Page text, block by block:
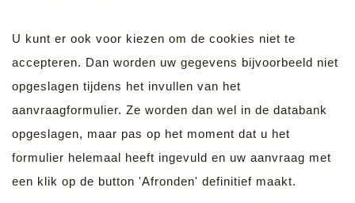
U kunt er ook voor kiezen om de cookies niet te
accepteren. Dan worden uw gegevens bijvoorbeeld niet
opgeslagen tijdens het invullen van het
aanvraagformulier. Ze worden dan wel in de databank
opgeslagen, maar pas op het moment dat u het
formulier helemaal heeft ingevuld en uw aanvraag met
een klik op de button 'Afronden' definitief maakt.